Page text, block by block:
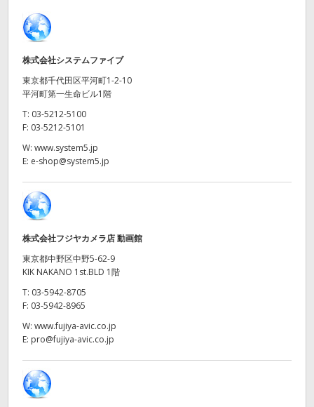
Hong Kong SAR, China
India
Italy
Mexico
Malaysia
Netherlands
New Zealand
株式会社システムファイブ
東京都千代田区平河町1-2-10
平河町第一生命ビル1階
T: 03-5212-5100
F: 03-5212-5101
W: www.system5.jp
E: e-shop@system5.jp
株式会社フジヤカメラ店 動画館
東京都中野区中野5-62-9
KIK NAKANO 1st.BLD 1階
T: 03-5942-8705
F: 03-5942-8965
W: www.fujiya-avic.co.jp
E: pro@fujiya-avic.co.jp